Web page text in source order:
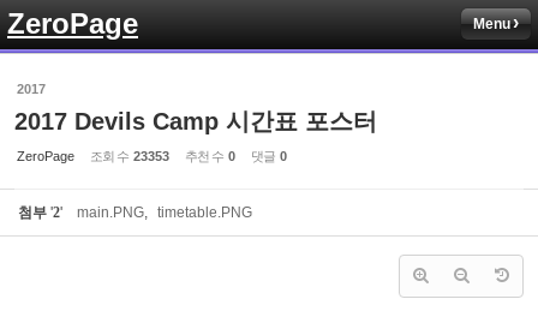
ZeroPage Menu
2017
2017 Devils Camp 시간표 포스터
ZeroPage 조회 수 23353 추천 수 0 댓글 0
첨부 '2' main.PNG, timetable.PNG
Sketchbook5, 스케치북5
Sketchbook5, 스케치북5